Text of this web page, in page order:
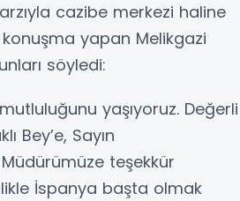
cazibe merkezi haline
yapan Melikgazi
söyledi:
yaşıyoruz. Değerli
Bey’e, Sayın
Müdürümüze teşekkür
İspanya başta olmak